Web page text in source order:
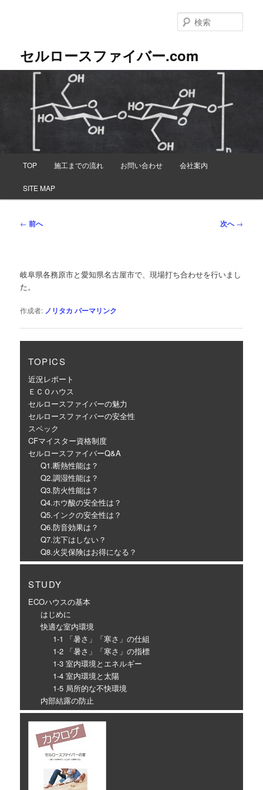
テ
へ
セルロースファイバー.com
索
メ
TOP 施工までの流れ お問い合わせ 会社案内
SITE MAP
投
ゲ
ー
ョ
← 前へ 次へ→
岐阜県各務原市と愛知県名古屋市で、現場打ち合わせを行いまし
た。
作成者: ノリタカ パーマリンク
TOPICS
近況レポート
ＥＣＯハウス
セルロースファイバーの魅力
セルロースファイバーの安全性
スペック
CFマイスター資格制度
セルロースファイバーQ&A
Q1.断熱性能は？
Q2.調湿性能は？
Q3.防火性能は？
Q4.ホウ酸の安全性は？
Q5.インクの安全性は？
Q6.防音効果は？
Q7.沈下はしない？
Q8.火災保険はお得になる？
STUDY
ECOハウスの基本
はじめに
快適な室内環境
1-1 「暑さ」「寒さ」の仕組
1-2 「暑さ」「寒さ」の指標
1-3 室内環境とエネルギー
1-4 室内環境と太陽
1-5 局所的な不快環境
内部結露の防止